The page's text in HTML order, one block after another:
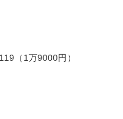
（1万9000円）